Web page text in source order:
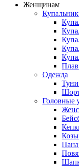
Женщинам
Одежда
Головные